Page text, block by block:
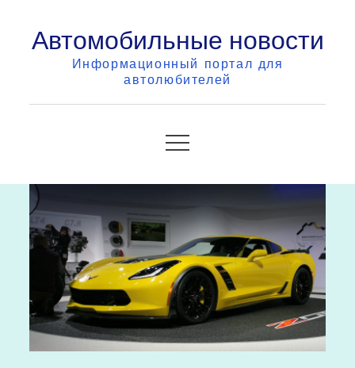
contentАвтомобильные новости
Информационный портал для
автолюбителей